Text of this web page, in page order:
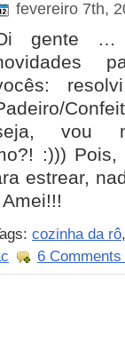
fevereiro 7th,
gente …
vou
:)))
estrear,
cozinha da rô
6 Comments